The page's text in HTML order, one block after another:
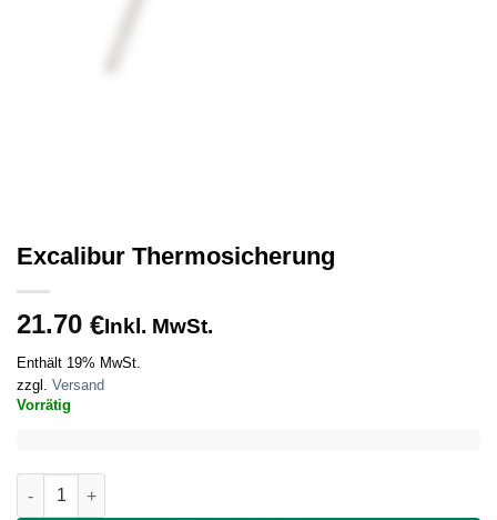
Excalibur Thermosicherung
21.70 €Inkl. MwSt.
Enthält 19% MwSt.
zzgl. Versand
Vorrätig
Excalibur Thermosicherung Menge